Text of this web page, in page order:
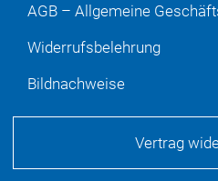
AGB – Allgemeine
Widerrufsbelehrung
Bildnachweise
Vertrag